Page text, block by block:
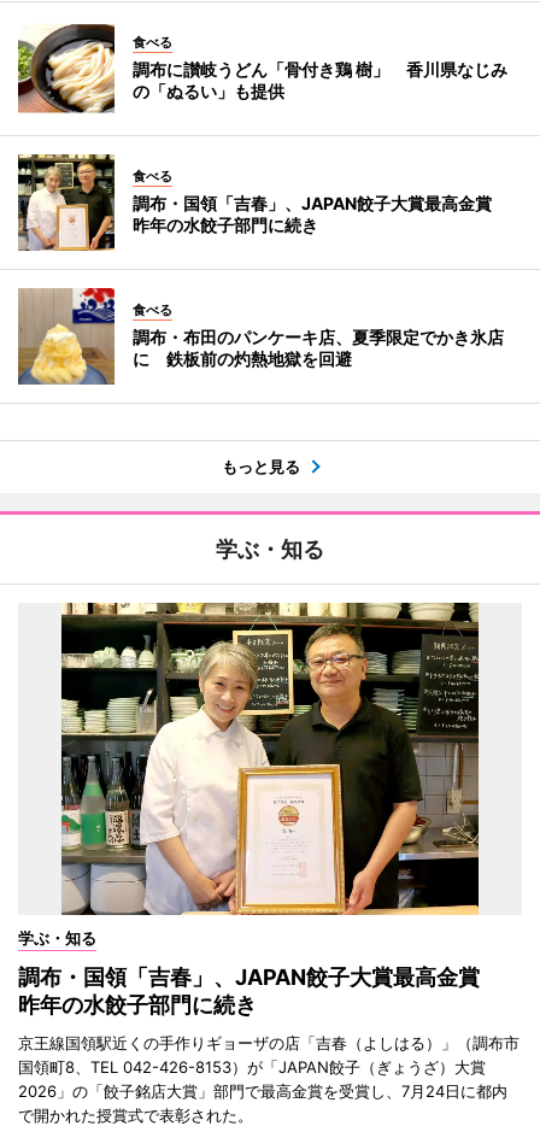
食べる
調布に讃岐うどん「骨付き鶏 樹」 香川県なじみ
の「ぬるい」も提供
食べる
調布・国領「吉春」、JAPAN餃子大賞最高金賞
昨年の水餃子部門に続き
食べる
調布・布田のパンケーキ店、夏季限定でかき氷店
に 鉄板前の灼熱地獄を回避
もっと見る
学ぶ・知る
学ぶ・知る
調布・国領「吉春」、JAPAN餃子大賞最高金賞
昨年の水餃子部門に続き
京王線国領駅近くの手作りギョーザの店「吉春（よしはる）」（調布市
国領町8、TEL 042-426-8153）が「JAPAN餃子（ぎょうざ）大賞
2026」の「餃子銘店大賞」部門で最高金賞を受賞し、7月24日に都内
で開かれた授賞式で表彰された。